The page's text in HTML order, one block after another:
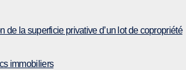
de la superficie privative d’un lot de copropriété
immobiliers